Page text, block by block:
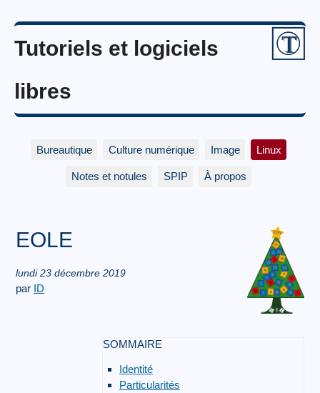
Tutoriels et logiciels
libres
Bureautique Culture numérique Image Linux
Notes et notules SPIP À propos
EOLE
lundi 23 décembre 2019
par ID
SOMMAIRE
Identité
Particularités